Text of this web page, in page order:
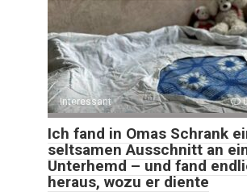
Interessant
Ich fand in Omas Schrank
seltsamen Ausschnitt an
Unterhemd – und fand
heraus, wozu er diente